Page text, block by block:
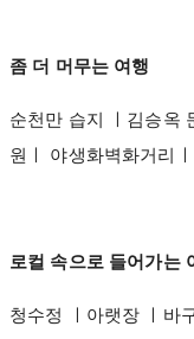
좀 더 머무는 여행
순천만 습지 ㅣ김승옥
원ㅣ 야생화벽화거리
로컬 속으로 들어가는
청수정 ㅣ아랫장 ㅣ바